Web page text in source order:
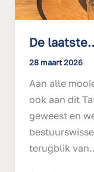
De
28 maart 2026
Aan alle
ook aan dit
geweest en
terugblik